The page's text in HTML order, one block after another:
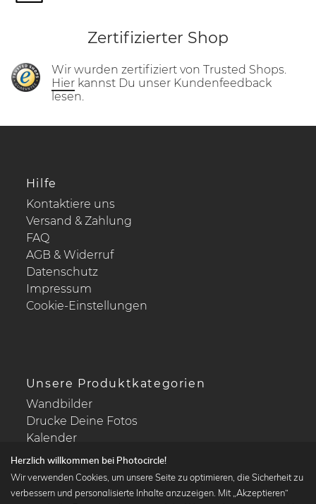
Zertifizierter Shop
Wir wurden zertifiziert von Trusted Shops.
Hier kannst Du unser Kundenfeedback
lesen.
Hilfe
Kontaktiere uns
Versand & Zahlung
FAQ
AGB & Widerruf
Datenschutz
Impressum
Cookie-Einstellungen
Unsere Produktkategorien
Wandbilder
Drucke Deine Fotos
Kalender
Herzlich willkommen bei Photocircle!
Wir verwenden Cookies, um unsere Seite zu optimieren, die Sicherheit zu
verbessern und personalisierte Inhalte anzuzeigen. Mit „Akzeptieren“